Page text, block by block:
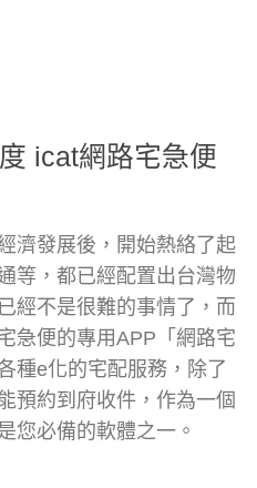
icat網路宅急便
濟發展後，開始熱絡了起
等，都已經配置出台灣物
經不是很難的事情了，而
急便的專用APP「網路宅
種e化的宅配服務，除了
預約到府收件，作為一個
您必備的軟體之一。